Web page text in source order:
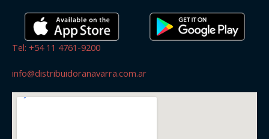
Tel: +54 11 4761-9200
info@distribuidoranavarra.com.ar